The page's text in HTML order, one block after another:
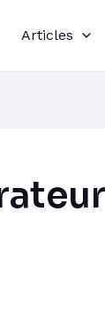
Articles